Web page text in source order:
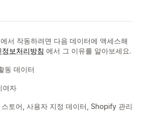
서 작동하려면 다음 데이터에 액세스해
정보처리방침 에서 그 이유를 알아보세요.
동 데이터
여자
토어, 사용자 지정 데이터, Shopify 관리